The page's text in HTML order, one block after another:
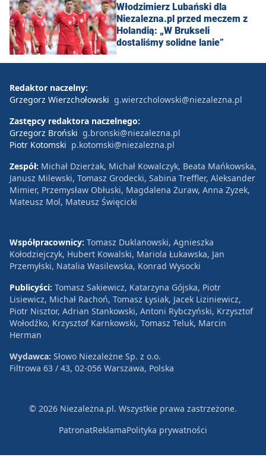
Włodzimierz Lubański dla
Niezalezna.pl przed meczem z
Holandią: „W Brukseli
dostaliśmy solidne lanie”
Redaktor naczelny:
Grzegorz Wierzchołowski g.wierzcholowski@niezalezna.pl
Zastępcy redaktora naczelnego:
Grzegorz Broński g.bronski@niezalezna.pl
Piotr Kotomski p.kotomski@niezalezna.pl
Zespół: Michał Dzierżak, Michał Kowalczyk, Beata Mańkowska,
Janusz Milewski, Tomasz Grodecki, Sabina Treffler, Aleksander
Mimier, Przemysław Obłuski, Magdalena Żuraw, Anna Zyzek,
Mateusz Mol, Mateusz Święcicki
Współpracownicy: Tomasz Duklanowski, Agnieszka
Kołodziejczyk, Hubert Kowalski, Mariola Łukawska, Jan
Przemyłski, Natalia Wasilewska, Konrad Wysocki
Publicyści: Tomasz Sakiewicz, Katarzyna Gójska, Piotr
Lisiewicz, Michał Rachoń, Tomasz Łysiak, Jacek Liziniewicz,
Piotr Nisztor, Adrian Stankowski, Antoni Rybczyński, Krzysztof
Wołodźko, Krzysztof Karnkowski, Tomasz Teluk, Marcin
Herman
Wydawca: Słowo Niezależne Sp. z o.o.
Filtrowa 63 / 43, 02-056 Warszawa, Polska
© 2026 Niezależna.pl. Wszystkie prawa zastrzeżone.
PatronatReklamaPolityka prywatności